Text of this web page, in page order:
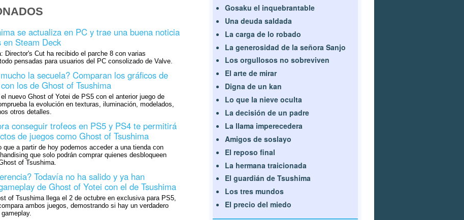
se actualiza en PC y trae una buena noticia
en Steam Deck
Director's Cut ha recibido el parche 8 con varias
pensadas para usuarios del PC consolizado de Valve.
la secuela? Comparan los gráficos de
los de Ghost of Tsushima
nuevo Ghost of Yotei de PS5 con el anterior juego de
la evolución en texturas, iluminación, modelados,
otros detalles.
conseguir trofeos en PS5 y PS4 te permitirá
de juegos como Ghost of Tsushima
que a partir de hoy podemos acceder a una tienda con
que solo podrán comprar quienes desbloqueen
of Tsushima.
Todavía no ha salido y ya han
de Ghost of Yotei con el de Tsushima
of Tsushima llega el 2 de octubre en exclusiva para PS5,
ambos juegos, demostrando si hay un verdadero
Gosaku el inquebrantable
Una deuda saldada
La carga de lo robado
La generosidad de la señora Sanjo
Los orgullosos no sobreviven
El arte de mirar
Digna de un kan
Lo que la nieve oculta
La decisión de un padre
La llama imperecedera
Amigos de soslayo
El reposo final
La hermana traicionada
El guardián de Tsushima
Los tres mundos
El precio del miedo